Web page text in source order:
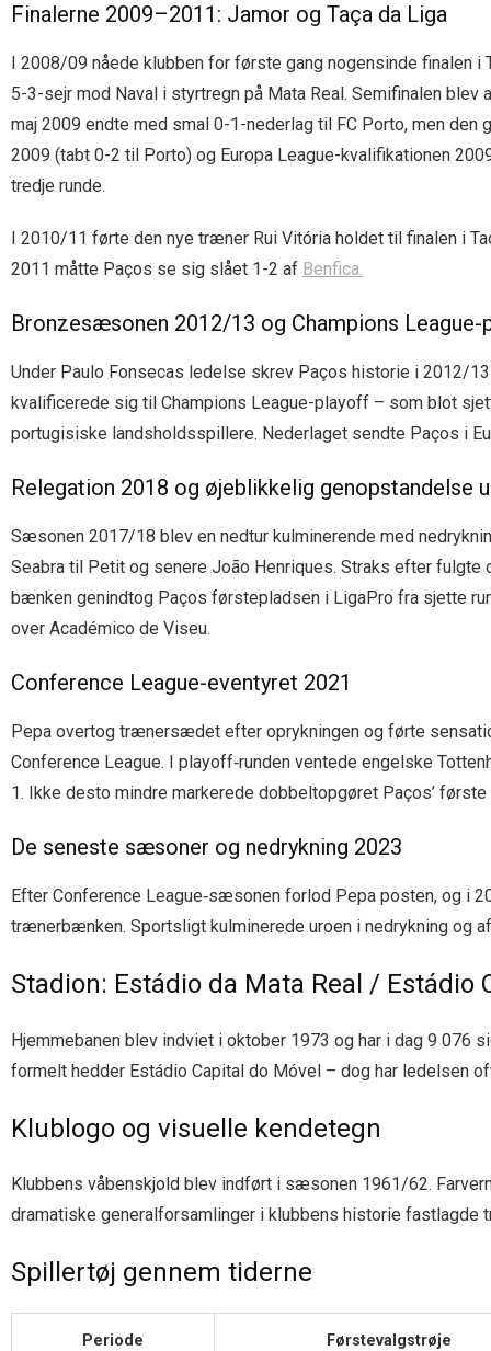
Finalerne 2009–2011: Jamor og Taça da Liga
I 2008/09 nåede klubben for første gang nogensinde finalen
5-3-sejr mod Naval i styrtregn på Mata Real. Semifinalen
maj 2009 endte med smal 0-1-nederlag til FC Porto, men
2009 (tabt 0-2 til Porto) og Europa League-kvalifikationen
tredje runde.
I 2010/11 førte den nye træner Rui Vitória holdet til finalen i
2011 måtte Paços se sig slået 1-2 af Benfica.
Bronzesæsonen 2012/13 og Champions League-
Under Paulo Fonsecas ledelse skrev Paços historie i 2012/
kvalificerede sig til Champions League-playoff – som blot
portugisiske landsholdsspillere. Nederlaget sendte Paços i
Relegation 2018 og øjeblikkelig genopstandelse
Sæsonen 2017/18 blev en nedtur kulminerende med
Seabra til Petit og senere João Henriques. Straks efter fulgte
bænken genindtog Paços førstepladsen i LigaPro fra sjette
over Académico de Viseu.
Conference League-eventyret 2021
Pepa overtog trænersædet efter oprykningen og førte
Conference League. I playoff‐runden ventede engelske
1. Ikke desto mindre markerede dobbeltopgøret Paços’
De seneste sæsoner og nedrykning 2023
Efter Conference League‐sæsonen forlod Pepa posten, og i
trænerbænken. Sportsligt kulminerede uroen i nedrykning og
Stadion: Estádio da Mata Real / Estádio
Hjemmebanen blev indviet i oktober 1973 og har i dag 9 076
formelt hedder Estádio Capital do Móvel – dog har ledelsen
Klublogo og visuelle kendetegn
Klubbens våbenskjold blev indført i sæsonen 1961/62.
dramatiske generalforsamlinger i klubbens historie fastlagde
Spillertøj gennem tiderne
Periode Førstevalgstrøje